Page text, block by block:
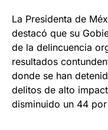
La Presidenta de
destacó que su
de la delincuencia
resultados
donde se han
delitos de alto
disminuido un 44